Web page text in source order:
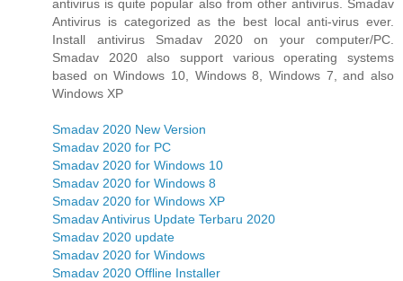
antivirus is quite popular also from other antivirus. Smadav
Antivirus is categorized as the best local anti-virus ever.
Install antivirus Smadav 2020 on your computer/PC.
Smadav 2020 also support various operating systems
based on Windows 10, Windows 8, Windows 7, and also
Windows XP
Smadav 2020 New Version
Smadav 2020 for PC
Smadav 2020 for Windows 10
Smadav 2020 for Windows 8
Smadav 2020 for Windows XP
Smadav Antivirus Update Terbaru 2020
Smadav 2020 update
Smadav 2020 for Windows
Smadav 2020 Offline Installer